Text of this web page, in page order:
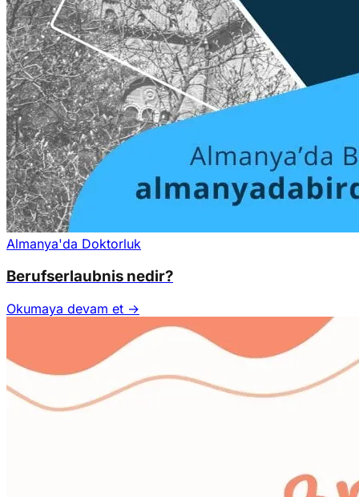
Almanya'da Doktorluk
Berufserlaubnis nedir?
Okumaya devam et →